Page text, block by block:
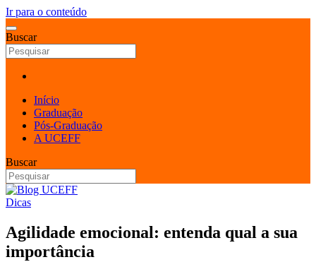
Ir para o conteúdo
Buscar
Início
Graduação
Pós-Graduação
A UCEFF
Buscar
Dicas
Agilidade emocional: entenda qual a sua
importância